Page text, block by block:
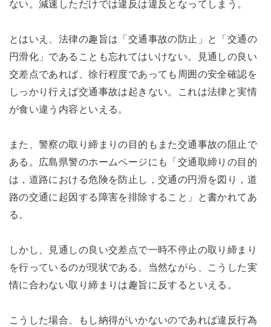
ない。減速しただけでは違反は違反となってしまう。
とはいえ、法律の趣旨は「交通事故の防止」と「交通の
円滑化」であることも忘れてはいけない。見通しの良い
交差点であれば、徐行程度であっても周囲の安全確認を
しっかり行えば交通事故は起きない。これは法律と実情
が食い違う内容といえる。
また、警察の取り締まりの目的もまた交通事故の阻止で
ある。広島県警のホームページにも「交通取締りの目的
は，道路における危険を防止し，交通の円滑を図り，道
路の交通に起因する障害を排除すること」と書かれてあ
る。
しかし、見通しの良い交差点で一時不停止の取り締まり
を行っているのが現状である。当然ながら、こうした実
情に合わない取り締まりは趣旨に反するといえる。
こうした場合、もし納得がいかないのであれば違反行為